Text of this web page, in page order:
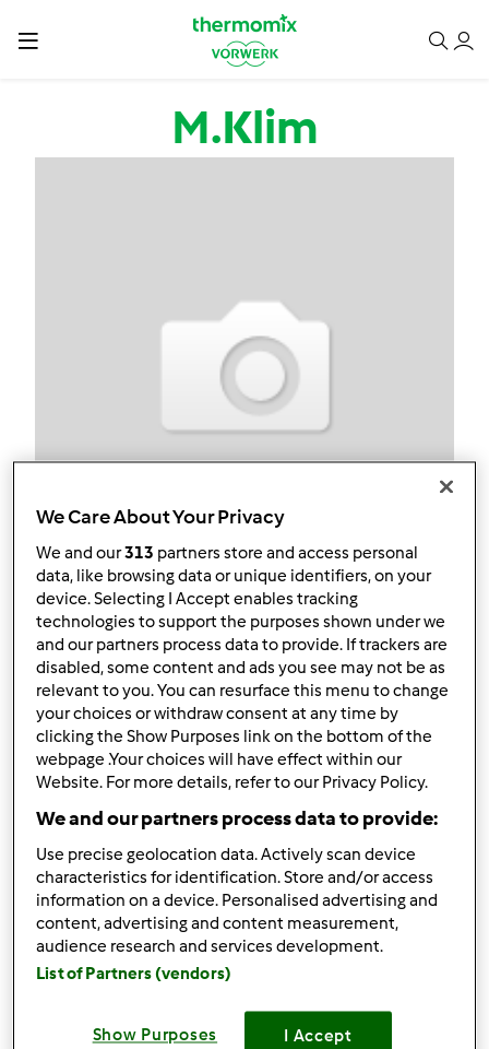
M.Klim
Obserwuj Block
M.Klim
Aktualna liczba punktów użytkownika: 6
Który model Thermomix ® posiadasz?
tm6
Najlepszy przepis
Zupa z zielonej soczewicy i papryki
Najczęściej komentowany przepis
Komentarze
We Care About Your Privacy
We and our313 partners store and access personal
data, like browsing data or unique identifiers, on your
device. Selecting I Accept enables tracking
technologies to support the purposes shown under we
and our partners process data to provide. If trackers are
disabled, some content and ads you see may not be as
relevant to you. You can resurface this menu to change
your choices or withdraw consent at any time by
clicking the Show Purposes link on the bottom of the
webpage .Your choices will have effect within our
Website. For more details, refer to our Privacy Policy.
We and our partners process data to provide:
Use precise geolocation data. Actively scan device
characteristics for identification. Store and/or access
information on a device. Personalised advertising and
content, advertising and content measurement,
audience research and services development.
List of Partners (vendors)
Show Purposes I Accept